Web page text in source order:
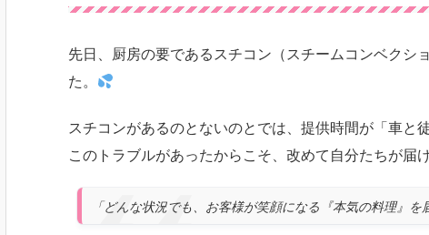
先日、厨房の要であるスチコン（スチームコンベクシ
た。
スチコンがあるのとないのとでは、提供時間が「車と
このトラブルがあったからこそ、改めて自分たちが届
「どんな状況でも、お客様が笑顔になる『本気の料理』を